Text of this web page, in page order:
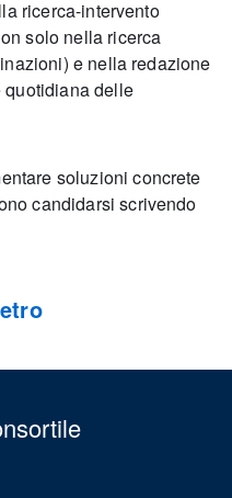
ricerca-intervento
solo nella ricerca
e nella redazione
quotidiana delle
soluzioni concrete
candidarsi scrivendo